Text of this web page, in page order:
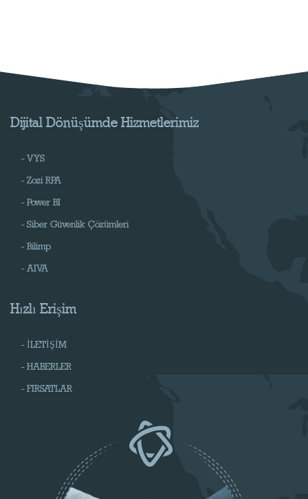
Dijital Dönüşümde Hizmetlerimiz
- VYS
- Zozi RPA
- Power BI
- Siber Güvenlik Çözümleri
- Bilimp
- AIVA
Hızlı Erişim
- İLETİŞİM
- HABERLER
- FIRSATLAR